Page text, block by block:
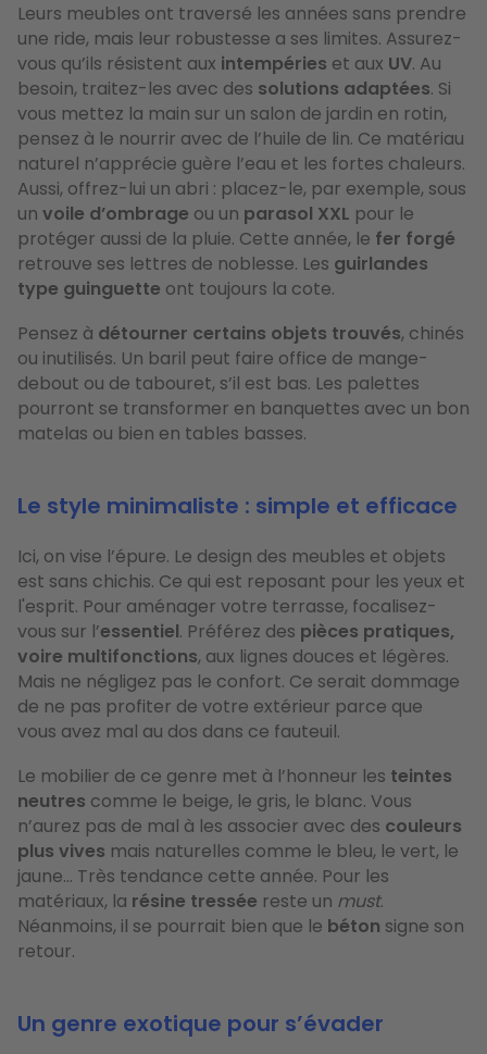
Leurs meubles ont traversé les années sans prendre
une ride, mais leur robustesse a ses limites. Assurez-
vous qu’ils résistent aux intempéries et aux UV. Au
besoin, traitez-les avec des solutions adaptées. Si
vous mettez la main sur un salon de jardin en rotin,
pensez à le nourrir avec de l’huile de lin. Ce matériau
naturel n’apprécie guère l’eau et les fortes chaleurs.
Aussi, offrez-lui un abri : placez-le, par exemple, sous
un voile d’ombrage ou un parasol XXL pour le
protéger aussi de la pluie. Cette année, le fer forgé
retrouve ses lettres de noblesse. Les guirlandes
type guinguette ont toujours la cote.
Pensez à détourner certains objets trouvés, chinés
ou inutilisés. Un baril peut faire office de mange-
debout ou de tabouret, s’il est bas. Les palettes
pourront se transformer en banquettes avec un bon
matelas ou bien en tables basses.
Le style minimaliste : simple et efficace
Ici, on vise l’épure. Le design des meubles et objets
est sans chichis. Ce qui est reposant pour les yeux et
l'esprit. Pour aménager votre terrasse, focalisez-
vous sur l’essentiel. Préférez des pièces pratiques,
voire multifonctions, aux lignes douces et légères.
Mais ne négligez pas le confort. Ce serait dommage
de ne pas profiter de votre extérieur parce que
vous avez mal au dos dans ce fauteuil.
Le mobilier de ce genre met à l’honneur les teintes
neutres comme le beige, le gris, le blanc. Vous
n’aurez pas de mal à les associer avec des couleurs
plus vives mais naturelles comme le bleu, le vert, le
jaune… ​Très tendance cette année. Pour les
matériaux, la résine tressée reste un must.
Néanmoins, il se pourrait bien que le béton signe son
retour.
Un genre exotique pour s’évader